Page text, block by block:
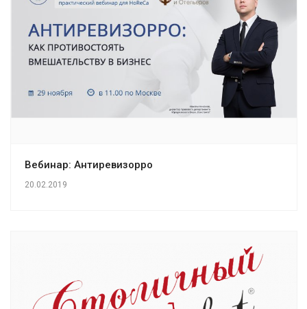
Вебинар: Антиревизорро
20.02.2019